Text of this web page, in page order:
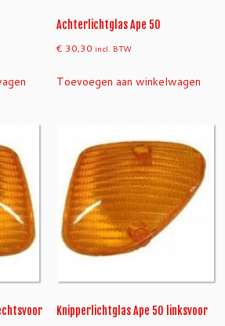
Achterlichtglas Ape 50
€ 30,30 incl. BTW
Toevoegen aan winkelwagen
Knipperlichtglas Ape 50 linksvoor